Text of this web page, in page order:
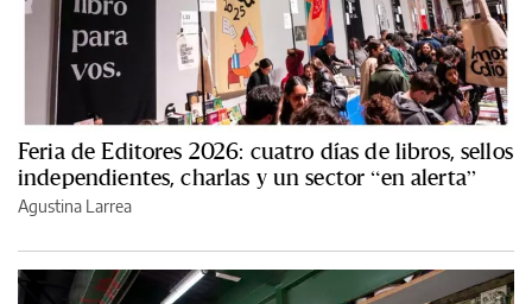
Feria de Editores 2026: cuatro días de libros, sellos
independientes, charlas y un sector “en alerta”
Agustina Larrea